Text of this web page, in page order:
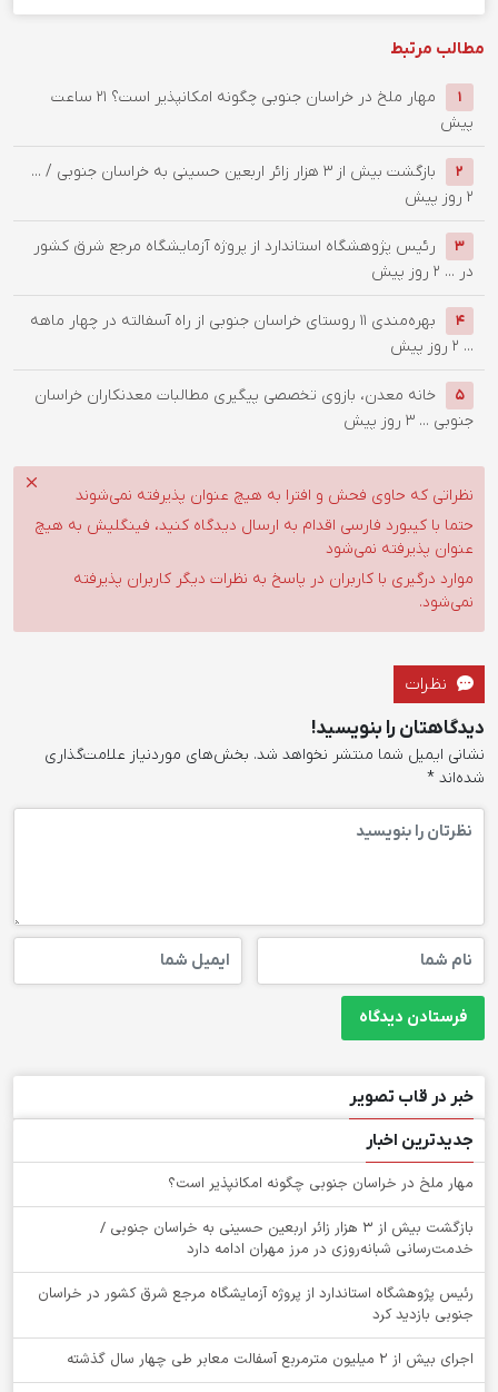
مطالب مرتبط
1 ‌مهار ملخ در خراسان جنوبی چگونه امکانپذیر است؟
21 ساعت
پیش
2
بازگشت بیش از ۳ هزار زائر اربعین حسینی به خراسان جنوبی / ...
2 روز پیش
3
رئیس پژوهشگاه استاندارد از پروژه آزمایشگاه مرجع شرق کشور
در ... 2 روز پیش
4
بهره‌مندی ۱۱ روستای خراسان جنوبی از راه آسفالته در چهار ماهه
... 2 روز پیش
5
خانه معدن، بازوی تخصصی پیگیری مطالبات معدنکاران خراسان
جنوبی ... 3 روز پیش
نظراتی که حاوی فحش و افترا به هیچ عنوان پذیرفته نمی‌شوند
حتما با کیبورد فارسی اقدام به ارسال دیدگاه کنید، فینگلیش به هیچ
عنوان پذیرفته نمی‌شود
موارد درگیری با کاربران در پاسخ به نظرات دیگر کاربران پذیرفته
نمی‌شود.
نظرات
دیدگاهتان را بنویسید!
نشانی ایمیل شما منتشر نخواهد شد. بخش‌های موردنیاز علامت‌گذاری
شده‌اند *
خبر در قاب تصویر
جدیدترین اخبار
‌مهار ملخ در خراسان جنوبی چگونه امکانپذیر است؟
بازگشت بیش از ۳ هزار زائر اربعین حسینی به خراسان جنوبی /
خدمت‌رسانی شبانه‌روزی در مرز مهران ادامه دارد
رئیس پژوهشگاه استاندارد از پروژه آزمایشگاه مرجع شرق کشور در خراسان
جنوبی بازدید کرد
اجرای بیش از ۲ میلیون مترمربع آسفالت معابر طی چهار سال گذشته